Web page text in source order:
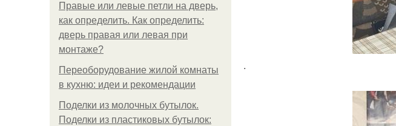
Правые или левые петли на дверь,
как определить. Как определить:
дверь правая или левая при
монтаже?
Переоборудование жилой комнаты
в кухню: идеи и рекомендации
Поделки из молочных бутылок.
Поделки из пластиковых бутылок:
.